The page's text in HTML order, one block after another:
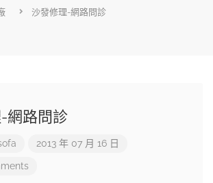
沙發修理-網路問診
網路問診
2013 年 07 月 16 日